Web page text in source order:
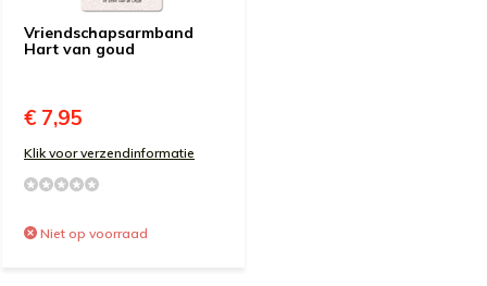
Vriendschapsarmband
Hart van goud
€ 7,95
Klik voor verzendinformatie
Niet op voorraad